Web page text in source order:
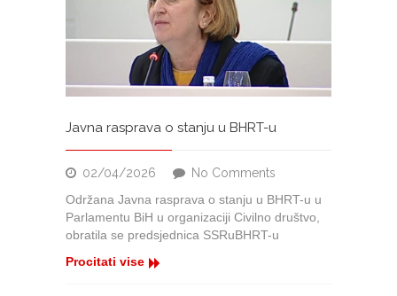
Javna rasprava o stanju u BHRT-u
02/04/2026 No Comments
rasprava
o
stanju
Održana Javna rasprava o stanju u BHRT-u u
Parlamentu BiH u organizaciji Civilno društvo,
obratila se predsjednica SSRuBHRT-u
Procitati vise